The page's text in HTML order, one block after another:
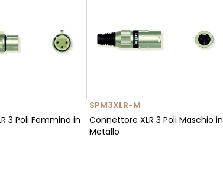
3 Poli Femmina in
SPM3XLR-M
Connettore XLR 3 Poli Maschio in
Metallo